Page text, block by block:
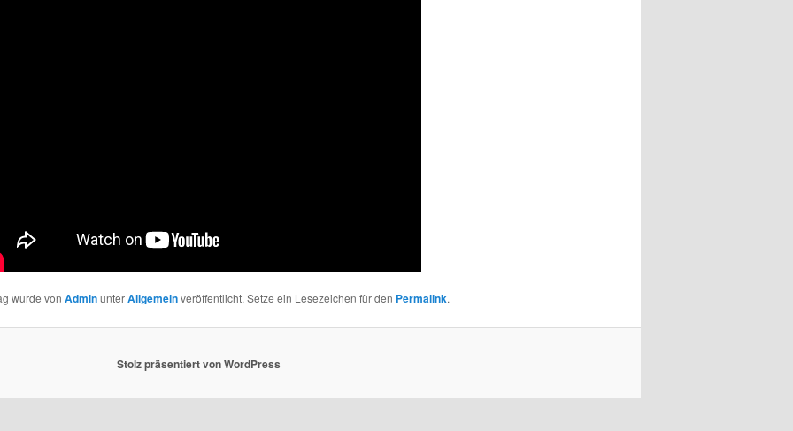
wurde von AdminunterAllgemeinveröffentlicht. Setze ein Lesezeichen für den Permalink.
Stolz präsentiert von WordPress